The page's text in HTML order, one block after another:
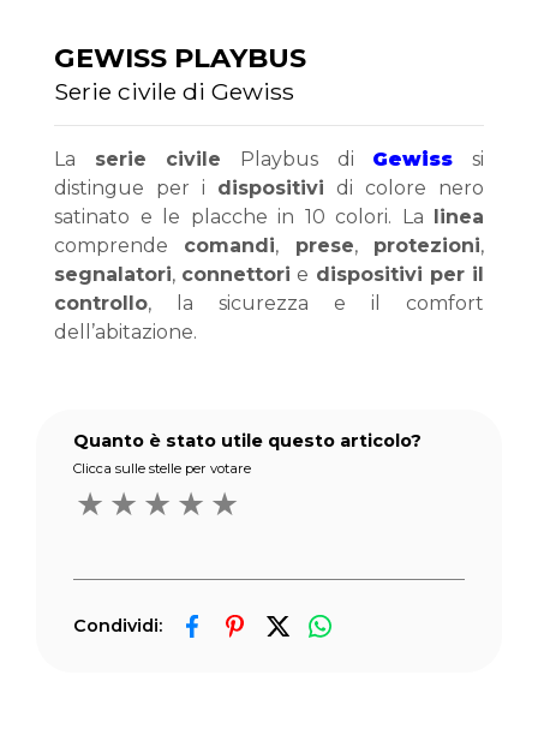
GEWISS PLAYBUS
Serie civile di Gewiss
La serie civile Playbus di Gewiss si
distingue per i dispositivi di colore nero
satinato e le placche in 10 colori. La linea
comprende comandi, prese, protezioni
segnalatori, connettori e dispositivi per il
controllo, la sicurezza e il comfort
dell’abitazione.
Quanto è stato utile questo articolo?
Clicca sulle stelle per votare
★ ★ ★ ★ ★
Condividi: